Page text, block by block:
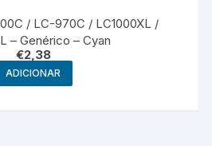
/ LC-970C / LC1000XL /
– Genérico – Cyan
€2,38
ADICIONAR